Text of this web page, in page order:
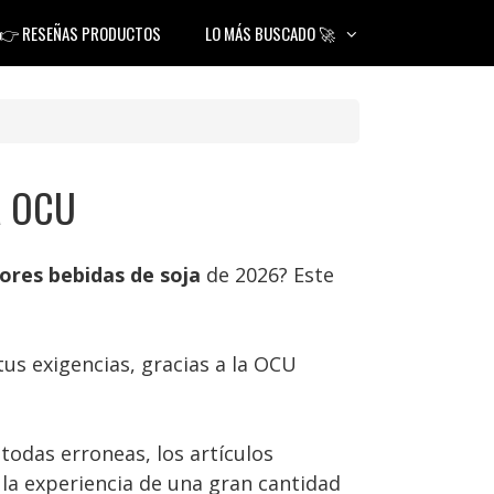
👉 RESEÑAS PRODUCTOS LO MÁS BUSCADO 🚀
bebidas de soja de 2026? Este
exigencias, gracias a la OCU
erroneas, los artículos
experiencia de una gran cantidad